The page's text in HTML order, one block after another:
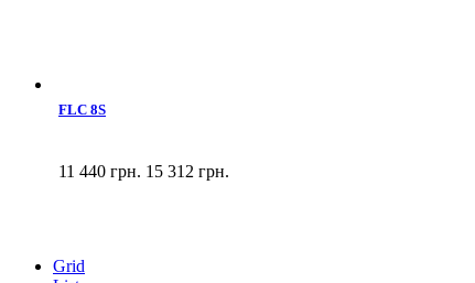
FLC 8S
11 440 грн. 15 312 грн.
Grid